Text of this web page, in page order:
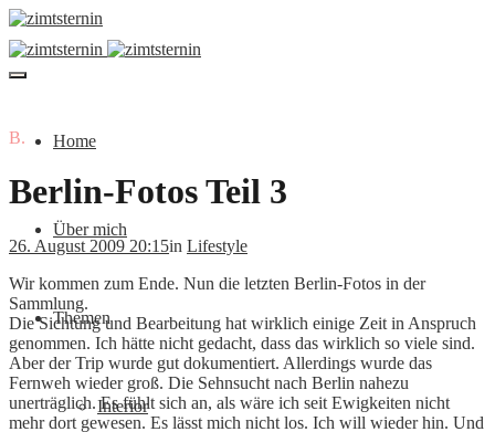
Home
Über mich
Themen
Interior
B.
Berlin-Fotos Teil 3
26. August 2009 20:15in Lifestyle
Wir kommen zum Ende. Nun die letzten Berlin-Fotos in der
Sammlung.
Die Sichtung und Bearbeitung hat wirklich einige Zeit in Anspruch
genommen. Ich hätte nicht gedacht, dass das wirklich so viele sind.
Aber der Trip wurde gut dokumentiert. Allerdings wurde das
Fernweh wieder groß. Die Sehnsucht nach Berlin nahezu
unerträglich. Es fühlt sich an, als wäre ich seit Ewigkeiten nicht
mehr dort gewesen. Es lässt mich nicht los. Ich will wieder hin. Und